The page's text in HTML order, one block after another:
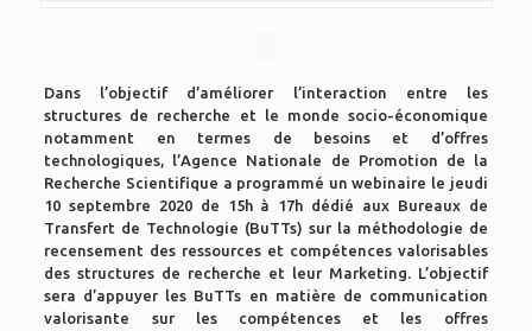
Dans l’objectif d’améliorer l’interaction entre les
structures de recherche et le monde socio-économique
notamment en termes de besoins et d’offres
technologiques, l’Agence Nationale de Promotion de la
Recherche Scientifique a programmé un webinaire le jeudi
10 septembre 2020 de 15h à 17h dédié aux Bureaux de
Transfert de Technologie (BuTTs) sur la méthodologie de
recensement des ressources et compétences valorisables
des structures de recherche et leur Marketing. L’objectif
sera d’appuyer les BuTTs en matière de communication
valorisante sur les compétences et les offres